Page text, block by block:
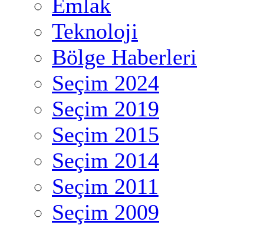
Emlak
Teknoloji
Bölge Haberleri
Seçim 2024
Seçim 2019
Seçim 2015
Seçim 2014
Seçim 2011
Seçim 2009